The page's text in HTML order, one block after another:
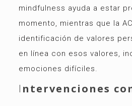
mindfulness ayuda a estar
momento, mientras que la
identificación de valores
en línea con esos valores,
emociones difíciles.
I ntervenciones